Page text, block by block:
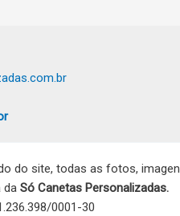
do site, todas as fotos,
da Só Canetas Personalizadas.
0001-30